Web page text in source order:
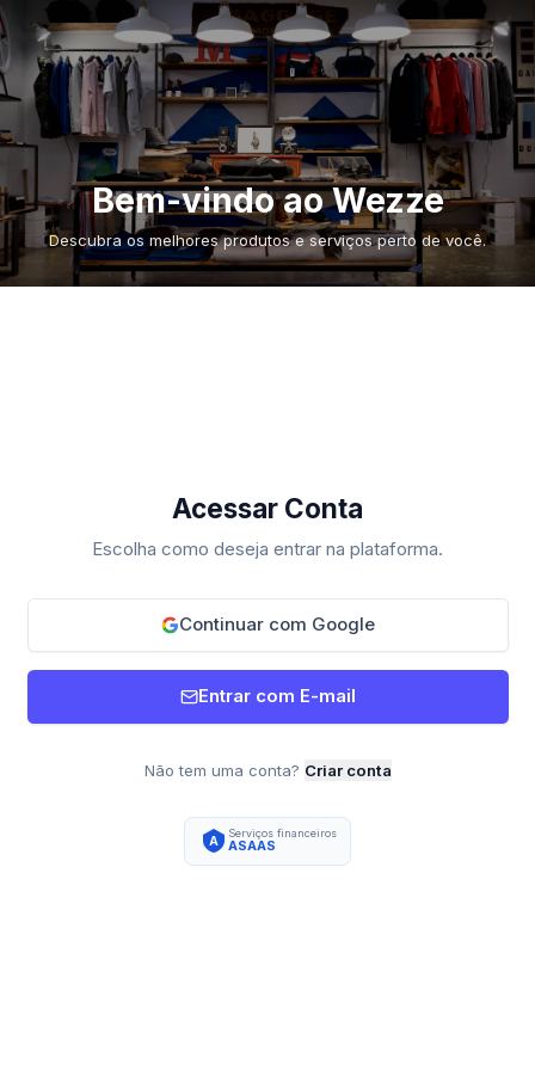
Bem-vindo ao Wezze
Descubra os melhores produtos e serviços perto de você.
Acessar Conta
Escolha como deseja entrar na plataforma.
Continuar com Google
Entrar com E-mail
Não tem uma conta? Criar conta
A
Serviços financeiros
ASAAS